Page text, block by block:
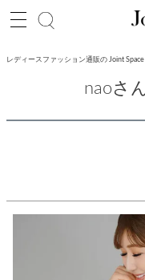
レディースファッション通販の Joint
naoさ